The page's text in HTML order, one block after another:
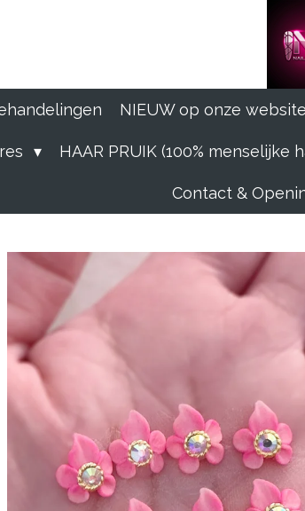
NIEUW op onze website
HAAR PRUIK (100% menselijke
Contact &